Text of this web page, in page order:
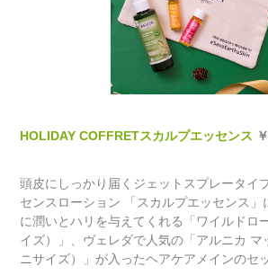
HOLIDAY COFFRETスカルプエッセンス
頭皮にしっかり届くジェットスプレータイ
センスローション 「スカルプエッセンス」
に潤いとハリを与えてくれる「ワイルドロ
イズ）」、ヴェレダで人気の「アルニカ マ
ニサイズ）」が入ったヘアケアメインのセ